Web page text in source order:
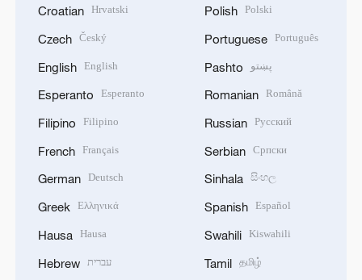
Croatian Hrvatski
Czech Český
English English
Esperanto Esperanto
Filipino Filipino
French Français
German Deutsch
Greek Ελληνικά
Hausa Hausa
Hebrew עברית
Polish Polski
Portuguese Português
Pashto پښتو
Romanian Română
Russian Русский
Serbian Српски
Sinhala සිංහල
Spanish Español
Swahili Kiswahili
Tamil தமிழ்